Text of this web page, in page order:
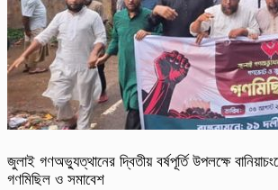
জুলাই গণঅভ্যুত্থানের দ্বিতীয় বর্ষপূর্তি উপলক্ষে
গণমিছিল ও সমাবেশ